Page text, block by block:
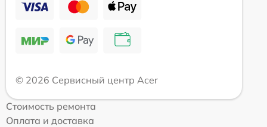
© 2026 Сервисный центр Acer
Стоимость ремонта
Оплата и доставка